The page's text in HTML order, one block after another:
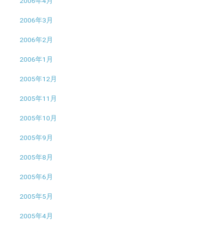
2006年3月
2006年2月
2006年1月
2005年12月
2005年11月
2005年10月
2005年9月
2005年8月
2005年6月
2005年5月
2005年4月